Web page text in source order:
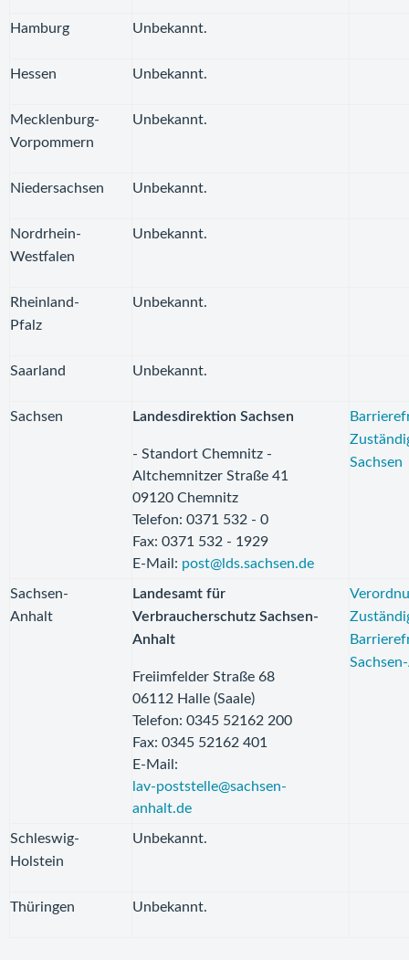
Hamburg Unbekannt.
Hessen Unbekannt.
Mecklenburg-
Vorpommern
Unbekannt.
Niedersachsen Unbekannt.
Nordrhein-
Westfalen
Unbekannt.
Rheinland-
Pfalz
Unbekannt.
Saarland Unbekannt.
Sachsen Landesdirektion Sachsen
- Standort Chemnitz -
Altchemnitzer Straße 41
09120 Chemnitz
Telefon: 0371 532 - 0
Fax: 0371 532 - 1929
E-Mail: post@lds.sachsen.de
Sachsen
Sachsen-
Anhalt
Landesamt für
Verbraucherschutz Sachsen-
Anhalt
Freiimfelder Straße 68
06112 Halle (Saale)
Telefon: 0345 52162 200
Fax: 0345 52162 401
E-Mail:
lav-poststelle@sachsen-
anhalt.de
Schleswig-
Holstein
Unbekannt.
Thüringen Unbekannt.